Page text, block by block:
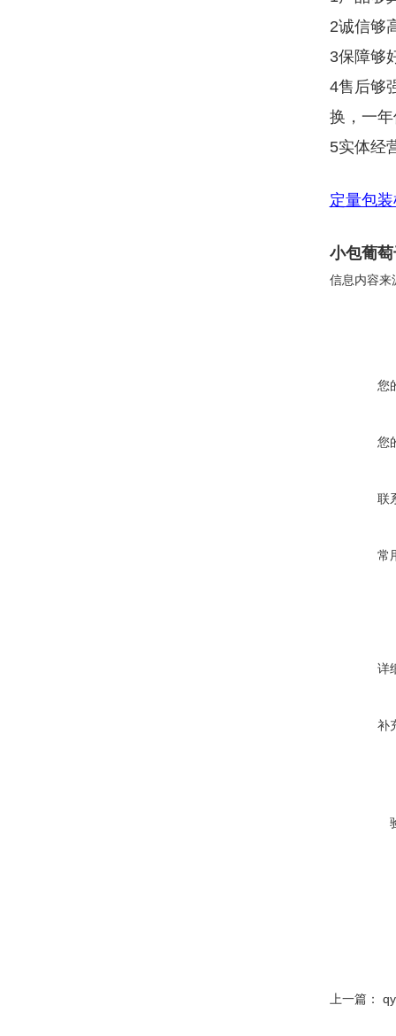
2诚信够
3保障够
4售后够
换，一
5实体经
定量包
小包葡
信息内容来
您
您
联
常
详
补
上一篇：